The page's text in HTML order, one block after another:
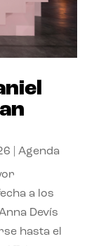
Agenda
a los
Devís
hasta el